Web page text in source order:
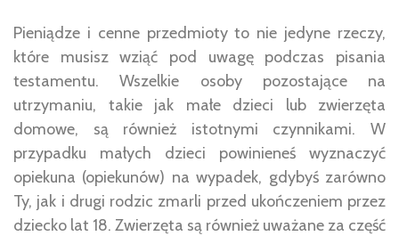
Pieniądze i cenne przedmioty to nie jedyne rzeczy,
które musisz wziąć pod uwagę podczas pisania
testamentu. Wszelkie osoby pozostające na
utrzymaniu, takie jak małe dzieci lub zwierzęta
domowe, są również istotnymi czynnikami. W
przypadku małych dzieci powinieneś wyznaczyć
opiekuna (opiekunów) na wypadek, gdybyś zarówno
Ty, jak i drugi rodzic zmarli przed ukończeniem przez
dziecko lat 18. Zwierzęta są również uważane za część